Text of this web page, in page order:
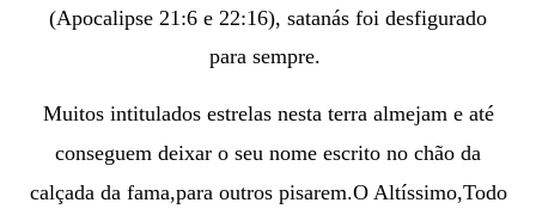
(Apocalipse 21:6 e 22:16), satanás foi desfigurado
para sempre.
Muitos intitulados estrelas nesta terra almejam e até
conseguem deixar o seu nome escrito no chão da
calçada da fama,para outros pisarem.O Altíssimo,Todo